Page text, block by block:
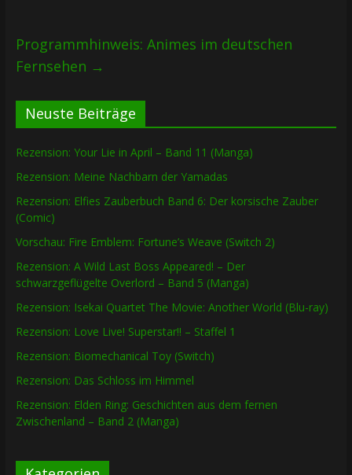
Programmhinweis: Animes im deutschen
Fernsehen →
Neuste Beiträge
Rezension: Your Lie in April – Band 11 (Manga)
Rezension: Meine Nachbarn der Yamadas
Rezension: Elfies Zauberbuch Band 6: Der korsische Zauber
(Comic)
Vorschau: Fire Emblem: Fortune’s Weave (Switch 2)
Rezension: A Wild Last Boss Appeared! – Der
schwarzgeflügelte Overlord – Band 5 (Manga)
Rezension: Isekai Quartet The Movie: Another World (Blu-ray)
Rezension: Love Live! Superstar!! – Staffel 1
Rezension: Biomechanical Toy (Switch)
Rezension: Das Schloss im Himmel
Rezension: Elden Ring: Geschichten aus dem fernen
Zwischenland – Band 2 (Manga)